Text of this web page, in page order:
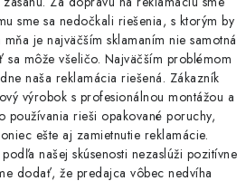
sme sa nedočkali riešenia, s ktorým by
je najväčším sklamaním nie samotná
môže všeličo. Najväčším problémom
naša reklamácia riešená. Zákazník
výrobok s profesionálnou montážou a
používania rieši opakované poruchy,
ešte aj zamietnutie reklamácie.
našej skúsenosti nezaslúži pozitívne
dodať, že predajca vôbec nedvíha